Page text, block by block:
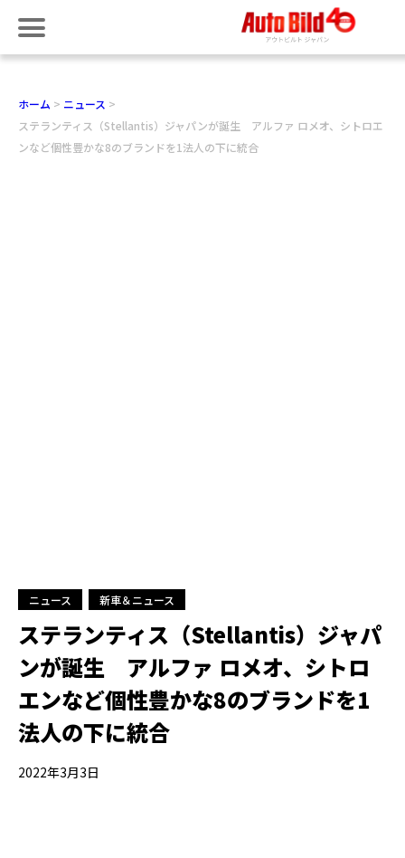
ホーム
ニュース
ステランティス（Stellantis）ジャパンが誕生 アルファ ロメオ、シトロエ
ンなど個性豊かな8のブランドを1法人の下に統合
ニュース 新車＆ニュース
ステランティス（Stellantis）ジャパ
ンが誕生 アルファ ロメオ、シトロ
エンなど個性豊かな8のブランドを1
法人の下に統合
2022年3月3日